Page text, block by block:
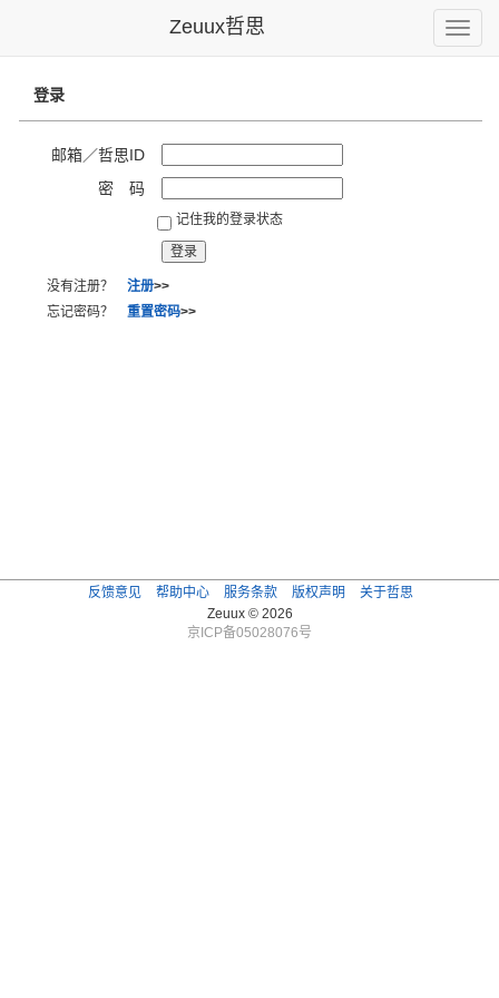
Toggle
Zeuux哲思
登录
邮箱／哲思ID
密 码
记住我的登录状态
没有注册？ 注册>>
忘记密码？ 重置密码>>
反馈意见 帮助中心 服务条款 版权声明
关于哲思
Zeuux © 2026
京ICP备05028076号